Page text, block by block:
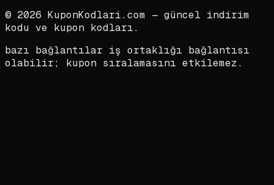
© 2026 KuponKodlari.com — güncel indirim
kodu ve kupon kodları.
bazı bağlantılar iş ortaklığı bağlantısı
olabilir; kupon sıralamasını etkilemez.